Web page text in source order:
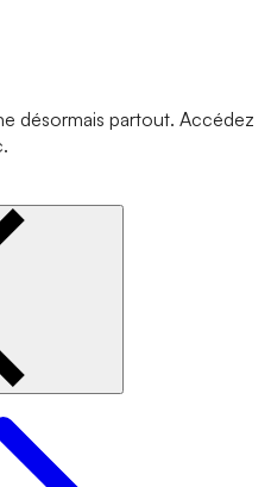
désormais partout. Accédez